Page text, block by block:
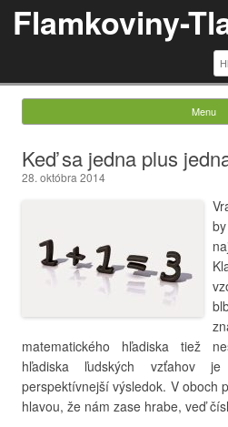
Flamkoviny-
Menu
Keď sa jedna plus
28. októbra 2014
matematického hľadiska tiež
hľadiska ľudských vzťahov
perspektívnejší výsledok. V oboch
hlavou, že nám zase hrabe, veď